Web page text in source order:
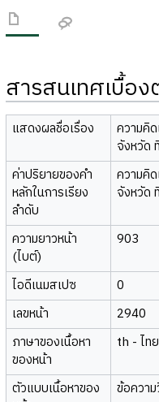
สารสนเทศเบื้อ
แสดงผลชื่อเรื่อง
ความคิ
จังหวัด
ค่าปริยายของคำ
หลักในการเรียง
ลำดับ
ความคิ
จังหวัด
ความยาวหน้า
(ไบต์)
903
ไอดีเนมสเปซ
0
เลขหน้า
2940
ภาษาของเนื้อหา
ของหน้า
th - ไทย
ตัวแบบเนื้อหาของ
ข้อควา